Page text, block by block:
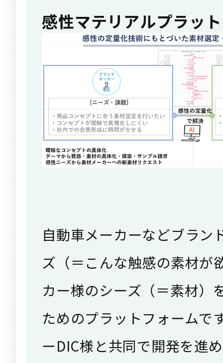
感性マテリアルプラッ
自動車メーカーなどブラン
ズ（＝こんな触感の素材が
カー様のシーズ（＝素材）
ためのプラットフォームで
ーDIC様と共同で開発を進